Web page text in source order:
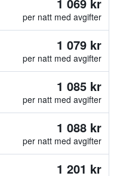
per natt med avgifter
1 079 kr
per natt med avgifter
1 085 kr
per natt med avgifter
1 088 kr
per natt med avgifter
1 201 kr